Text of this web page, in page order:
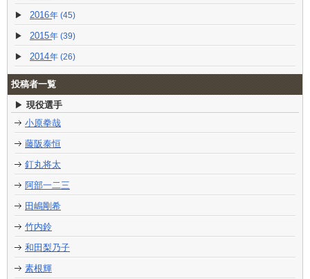
2016 (45)
2015 (39)
2014 (26)
投稿者一覧
現役選手
小原拳哉
藤阪泰恒
釘丸将太
阿部一二三
田嶋剛希
竹内鈴
和田梨乃子
素根輝